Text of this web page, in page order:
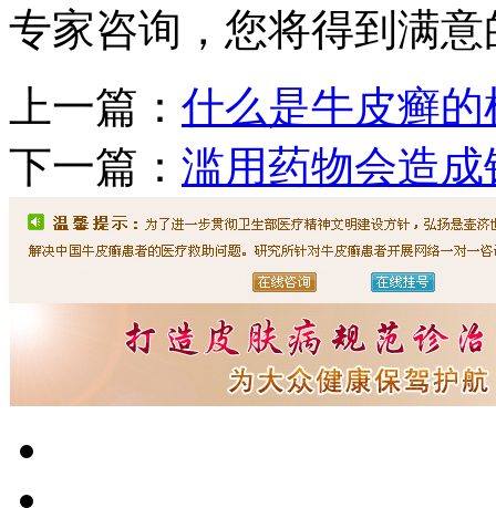
专家咨询，您将得到满
上一篇： 什么是牛皮癣
下一篇： 滥用药物会造